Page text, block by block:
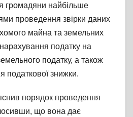
громадяни найбільше
проведення звірки даних
майна та земельних
податку на
податку, а також
податкової знижки.
порядок проведення
що вона дає